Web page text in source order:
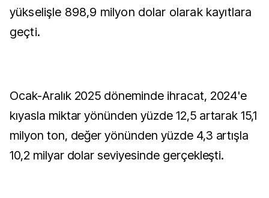
yükselişle 898,9 milyon dolar olarak kayıtlara
geçti.
Ocak-Aralık 2025 döneminde ihracat, 2024'e
kıyasla miktar yönünden yüzde 12,5 artarak 15,1
milyon ton, değer yönünden yüzde 4,3 artışla
10,2 milyar dolar seviyesinde gerçekleşti.